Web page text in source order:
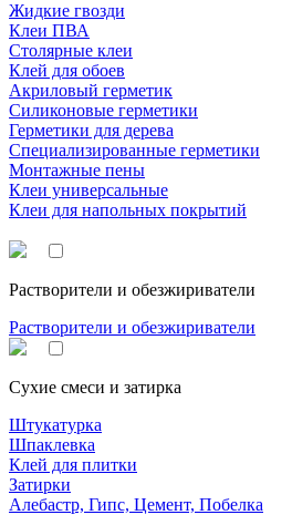
Жидкие гвозди
Клеи ПВА
Столярные клеи
Клей для обоев
Акриловый герметик
Силиконовые герметики
Герметики для дерева
Специализированные герметики
Монтажные пены
Клеи универсальные
Клеи для напольных покрытий
Растворители и обезжириватели
Растворители и обезжириватели
Сухие смеси и затирка
Штукатурка
Шпаклевка
Клей для плитки
Затирки
Алебастр, Гипс, Цемент, Побелка